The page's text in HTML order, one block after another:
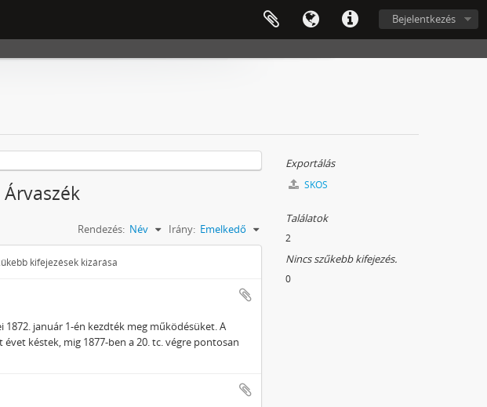
Bejelentkezés
Rendezés: Név Irány: Emelkedő
kifejezések kizárása
január 1-én kezdték meg működésüket. A
késtek, mig 1877-ben a 20. tc. végre pontosan
Exportálás
SKOS
Találatok
2
Nincs szűkebb kifejezés.
0